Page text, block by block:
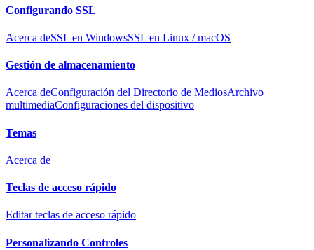
Configurando SSL
Acerca deSSL en WindowsSSL en Linux / macOS
Gestión de almacenamiento
Acerca deConfiguración del Directorio de MediosArchivo
multimediaConfiguraciones del dispositivo
Temas
Acerca de
Teclas de acceso rápido
Editar teclas de acceso rápido
Personalizando Controles